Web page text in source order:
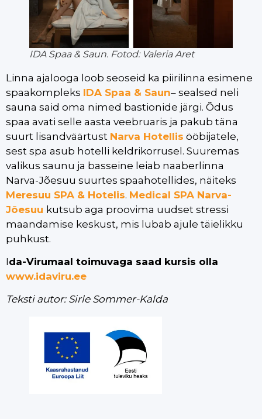
IDA Spaa & Saun. Fotod: Valeria Aret
Linna ajalooga loob seoseid ka piirilinna esimene
spaakompleks IDA Spaa & Saun– sealsed neli
sauna said oma nimed bastionide järgi. Õdus
spaa avati selle aasta veebruaris ja pakub täna
suurt lisandväärtust Narva Hotellis ööbijatele,
sest spa asub hotelli keldrikorrusel. Suuremas
valikus saunu ja basseine leiab naaberlinna
Narva-Jõesuu suurtes spaahotellides, näiteks
Meresuu SPA & Hotelis. Medical SPA Narva-
Jõesuu kutsub aga proovima uudset stressi
maandamise keskust, mis lubab ajule täielikku
puhkust.
Ida-Virumaal toimuvaga saad kursis olla
www.idaviru.ee
Teksti autor: Sirle Sommer-Kalda